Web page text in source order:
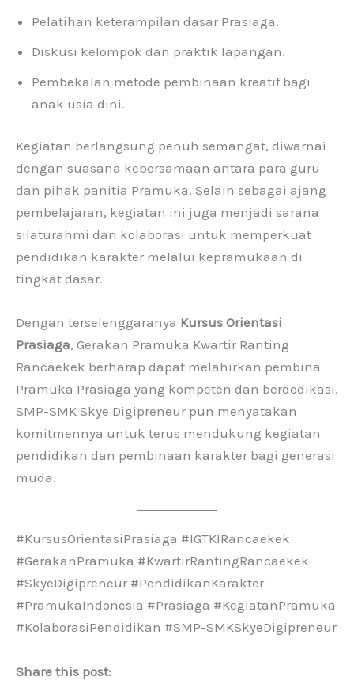
Pelatihan keterampilan dasar Prasiaga.
Diskusi kelompok dan praktik lapangan.
Pembekalan metode pembinaan kreatif bagi
anak usia dini.
Kegiatan berlangsung penuh semangat, diwarnai
dengan suasana kebersamaan antara para guru
dan pihak panitia Pramuka. Selain sebagai ajang
pembelajaran, kegiatan ini juga menjadi sarana
silaturahmi dan kolaborasi untuk memperkuat
pendidikan karakter melalui kepramukaan di
tingkat dasar.
Dengan terselenggaranya Kursus Orientasi
Prasiaga, Gerakan Pramuka Kwartir Ranting
Rancaekek berharap dapat melahirkan pembina
Pramuka Prasiaga yang kompeten dan berdedikasi.
SMP-SMK Skye Digipreneur pun menyatakan
komitmennya untuk terus mendukung kegiatan
pendidikan dan pembinaan karakter bagi generasi
muda.
#KursusOrientasiPrasiaga #IGTKIRancaekek
#GerakanPramuka #KwartirRantingRancaekek
#SkyeDigipreneur #PendidikanKarakter
#PramukaIndonesia #Prasiaga #KegiatanPramuka
#KolaborasiPendidikan #SMP-SMKSkyeDigipreneur
Share this post: